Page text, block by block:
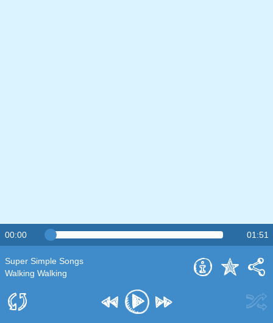
00:00 01:51
Super Simple Songs
Walking Walking